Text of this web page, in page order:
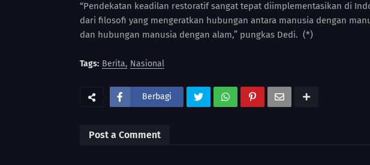
“Pendekatan keadilan restoratif sangat tepat diimplementasikan di
dari filosofi yang mengeratkan hubungan antara manusia dengan
dan hubungan manusia dengan alam,” pungkas Dedi. (*)
Tags: Berita Nasional
Berbagi
Post a Comment